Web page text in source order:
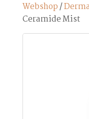
Webshop/
Ceramide Mist